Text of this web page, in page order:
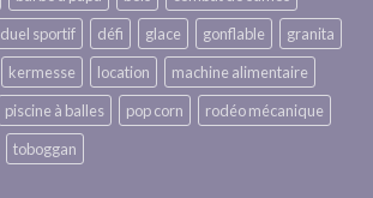
duel sportif défi glace gonflable
granita
kermesse location
machine alimentaire
piscine à balles pop corn
rodéo mécanique
toboggan